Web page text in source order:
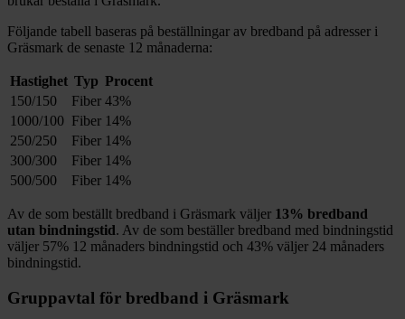
Följande tabell baseras på beställningar av bredband på adresser i
Gräsmark de senaste 12 månaderna:
Hastighet Typ Procent
150/150
Fiber 43%
1000/100 Fiber 14%
250/250
Fiber 14%
300/300
Fiber 14%
500/500
Fiber 14%
Av de som beställt bredband i Gräsmark väljer 13% bredband
utan bindningstid. Av de som beställer bredband med bindningstid
väljer 57% 12 månaders bindningstid och 43% väljer 24 månaders
bindningstid.
Gruppavtal för bredband i Gräsmark